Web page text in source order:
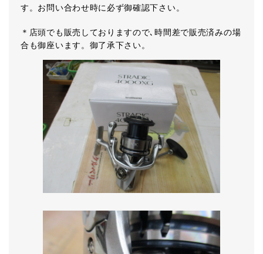
す。お問い合わせ時に必ず御確認下さい。
＊店頭でも販売しておりますので､時間差で販売済みの場
合も御座います。御了承下さい。